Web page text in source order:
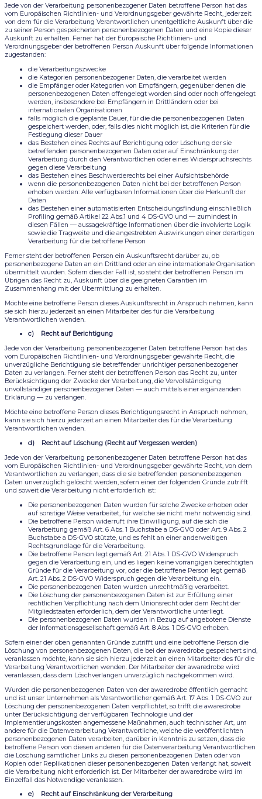
Jede von der Verarbeitung personenbezogener Daten betroffene Person hat das
vom Europäischen Richtlinien- und Verordnungsgeber gewährte Recht, jederzeit
von dem für die Verarbeitung Verantwortlichen unentgeltliche Auskunft über die
zu seiner Person gespeicherten personenbezogenen Daten und eine Kopie dieser
Auskunft zu erhalten. Ferner hat der Europäische Richtlinien- und
Verordnungsgeber der betroffenen Person Auskunft über folgende Informationen
zugestanden:
die Verarbeitungszwecke
die Kategorien personenbezogener Daten, die verarbeitet werden
die Empfänger oder Kategorien von Empfängern, gegenüber denen die
personenbezogenen Daten offengelegt worden sind oder noch offengelegt
werden, insbesondere bei Empfängern in Drittländern oder bei
internationalen Organisationen
falls möglich die geplante Dauer, für die die personenbezogenen Daten
gespeichert werden, oder, falls dies nicht möglich ist, die Kriterien für die
Festlegung dieser Dauer
das Bestehen eines Rechts auf Berichtigung oder Löschung der sie
betreffenden personenbezogenen Daten oder auf Einschränkung der
Verarbeitung durch den Verantwortlichen oder eines Widerspruchsrechts
gegen diese Verarbeitung
das Bestehen eines Beschwerderechts bei einer Aufsichtsbehörde
wenn die personenbezogenen Daten nicht bei der betroffenen Person
erhoben werden: Alle verfügbaren Informationen über die Herkunft der
Daten
das Bestehen einer automatisierten Entscheidungsfindung einschließlich
Profiling gemäß Artikel 22 Abs.1 und 4 DS-GVO und — zumindest in
diesen Fällen — aussagekräftige Informationen über die involvierte Logik
sowie die Tragweite und die angestrebten Auswirkungen einer derartigen
Verarbeitung für die betroffene Person
Ferner steht der betroffenen Person ein Auskunftsrecht darüber zu, ob
personenbezogene Daten an ein Drittland oder an eine internationale Organisation
übermittelt wurden. Sofern dies der Fall ist, so steht der betroffenen Person im
Übrigen das Recht zu, Auskunft über die geeigneten Garantien im
Zusammenhang mit der Übermittlung zu erhalten.
Möchte eine betroffene Person dieses Auskunftsrecht in Anspruch nehmen, kann
sie sich hierzu jederzeit an einen Mitarbeiter des für die Verarbeitung
Verantwortlichen wenden.
c) Recht auf Berichtigung
Jede von der Verarbeitung personenbezogener Daten betroffene Person hat das
vom Europäischen Richtlinien- und Verordnungsgeber gewährte Recht, die
unverzügliche Berichtigung sie betreffender unrichtiger personenbezogener
Daten zu verlangen. Ferner steht der betroffenen Person das Recht zu, unter
Berücksichtigung der Zwecke der Verarbeitung, die Vervollständigung
unvollständiger personenbezogener Daten — auch mittels einer ergänzenden
Erklärung — zu verlangen.
Möchte eine betroffene Person dieses Berichtigungsrecht in Anspruch nehmen,
kann sie sich hierzu jederzeit an einen Mitarbeiter des für die Verarbeitung
Verantwortlichen wenden.
d) Recht auf Löschung (Recht auf Vergessen werden)
Jede von der Verarbeitung personenbezogener Daten betroffene Person hat das
vom Europäischen Richtlinien- und Verordnungsgeber gewährte Recht, von dem
Verantwortlichen zu verlangen, dass die sie betreffenden personenbezogenen
Daten unverzüglich gelöscht werden, sofern einer der folgenden Gründe zutrifft
und soweit die Verarbeitung nicht erforderlich ist:
Die personenbezogenen Daten wurden für solche Zwecke erhoben oder
auf sonstige Weise verarbeitet, für welche sie nicht mehr notwendig sind.
Die betroffene Person widerruft ihre Einwilligung, auf die sich die
Verarbeitung gemäß Art. 6 Abs. 1 Buchstabe a DS-GVO oder Art. 9 Abs. 2
Buchstabe a DS-GVO stützte, und es fehlt an einer anderweitigen
Rechtsgrundlage für die Verarbeitung.
Die betroffene Person legt gemäß Art. 21 Abs. 1 DS-GVO Widerspruch
gegen die Verarbeitung ein, und es liegen keine vorrangigen berechtigten
Gründe für die Verarbeitung vor, oder die betroffene Person legt gemäß
Art. 21 Abs. 2 DS-GVO Widerspruch gegen die Verarbeitung ein.
Die personenbezogenen Daten wurden unrechtmäßig verarbeitet.
Die Löschung der personenbezogenen Daten ist zur Erfüllung einer
rechtlichen Verpflichtung nach dem Unionsrecht oder dem Recht der
Mitgliedstaaten erforderlich, dem der Verantwortliche unterliegt.
Die personenbezogenen Daten wurden in Bezug auf angebotene Dienste
der Informationsgesellschaft gemäß Art. 8 Abs. 1 DS-GVO erhoben.
Sofern einer der oben genannten Gründe zutrifft und eine betroffene Person die
Löschung von personenbezogenen Daten, die bei der awaredrobe gespeichert sind,
veranlassen möchte, kann sie sich hierzu jederzeit an einen Mitarbeiter des für die
Verarbeitung Verantwortlichen wenden. Der Mitarbeiter der awaredrobe wird
veranlassen, dass dem Löschverlangen unverzüglich nachgekommen wird.
Wurden die personenbezogenen Daten von der awaredrobe öffentlich gemacht
und ist unser Unternehmen als Verantwortlicher gemäß Art. 17 Abs. 1 DS-GVO zur
Löschung der personenbezogenen Daten verpflichtet, so trifft die awaredrobe
unter Berücksichtigung der verfügbaren Technologie und der
Implementierungskosten angemessene Maßnahmen, auch technischer Art, um
andere für die Datenverarbeitung Verantwortliche, welche die veröffentlichten
personenbezogenen Daten verarbeiten, darüber in Kenntnis zu setzen, dass die
betroffene Person von diesen anderen für die Datenverarbeitung Verantwortlichen
die Löschung sämtlicher Links zu diesen personenbezogenen Daten oder von
Kopien oder Replikationen dieser personenbezogenen Daten verlangt hat, soweit
die Verarbeitung nicht erforderlich ist. Der Mitarbeiter der awaredrobe wird im
Einzelfall das Notwendige veranlassen.
e) Recht auf Einschränkung der Verarbeitung